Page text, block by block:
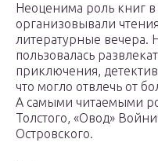
Неоценима роль книг в
организовывали
литературные вечера.
пользовалась
приключения,
что могло отвлечь от
А самыми читаемыми
Толстого, «Овод»
Островского.